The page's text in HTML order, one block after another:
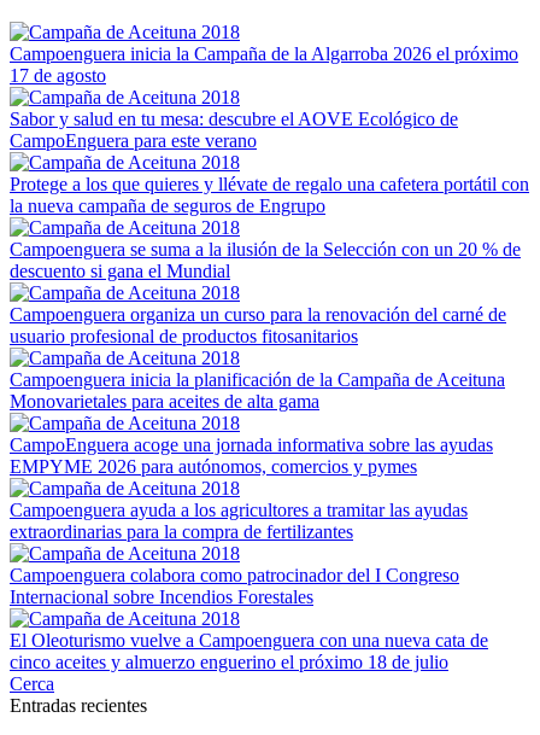
Campoenguera inicia la Campaña de la Algarroba 2026 el próximo
17 de agosto
Sabor y salud en tu mesa: descubre el AOVE Ecológico de
CampoEnguera para este verano
Protege a los que quieres y llévate de regalo una cafetera portátil con
la nueva campaña de seguros de Engrupo
Campoenguera se suma a la ilusión de la Selección con un 20 % de
descuento si gana el Mundial
Campoenguera organiza un curso para la renovación del carné de
usuario profesional de productos fitosanitarios
Campoenguera inicia la planificación de la Campaña de Aceituna
Monovarietales para aceites de alta gama
CampoEnguera acoge una jornada informativa sobre las ayudas
EMPYME 2026 para autónomos, comercios y pymes
Campoenguera ayuda a los agricultores a tramitar las ayudas
extraordinarias para la compra de fertilizantes
Campoenguera colabora como patrocinador del I Congreso
Internacional sobre Incendios Forestales
El Oleoturismo vuelve a Campoenguera con una nueva cata de
cinco aceites y almuerzo enguerino el próximo 18 de julio
Cerca
Entradas recientes